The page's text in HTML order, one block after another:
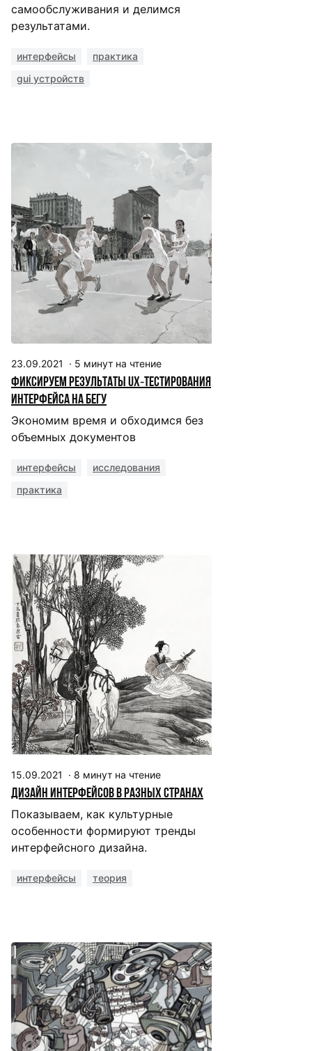
самообслуживания и делимся
результатами.
интерфейсы
практика
gui устройств
23.09.2021 · 5 минут на чтение
Фиксируем результаты UX‑тестирования
интерфейса на бегу
Экономим время и обходимся без
объемных документов
интерфейсы
исследования
практика
15.09.2021 · 8 минут на чтение
Дизайн интерфейсов в разных странах
Показываем, как культурные
особенности формируют тренды
интерфейсного дизайна.
интерфейсы теория